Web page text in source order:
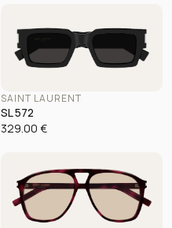
SAINT LAURENT
SL 572
329.00 €